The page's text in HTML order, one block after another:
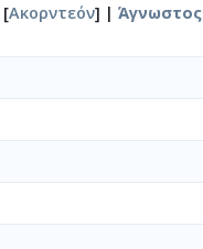
[Ακορντεόν] | Άγνωστος